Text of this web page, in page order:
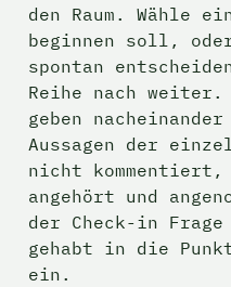
den Raum. Wähle
beginnen soll,
spontan
Reihe nach weiter.
geben
Aussagen der
nicht kommentiert,
angehört und
der Check-in
gehabt in die
ein.